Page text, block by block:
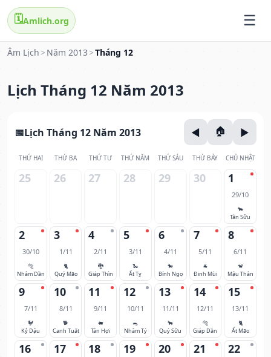
🗓️Amlich.org
Âm Lịch > Năm 2013 >Tháng 12
Lịch Tháng 12 Năm 2013
Lịch Tháng 12 Năm 2013
THỨ HAI THỨ BA THỨ TƯ THỨ NĂM THỨ SÁU THỨ BẢY CHỦ NHẬT
25 26 27 28 29 30 1
29/10
🐂
Tân Sửu
2
30/10
🐅
Nhâm Dần
3
1/11
🐈
Quý Mão
4
2/11
🐉
Giáp Thìn
5
3/11
🐍
Ất Tỵ
6
4/11
🐎
Bính Ngọ
7
5/11
🐐
Đinh Mùi
8
6/11
🐒
Mậu Thân
9
7/11
🐓
Kỷ Dậu
10
8/11
🐕
Canh Tuất
11
9/11
🐖
Tân Hợi
12
10/11
🐀
Nhâm Tý
13
11/11
🐂
Quý Sửu
14
12/11
🐅
Giáp Dần
15
13/11
🐈
Ất Mão
16 17 18 19 20 21 22